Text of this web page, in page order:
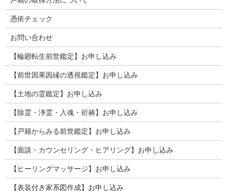
憑依チェック
お問い合わせ
【輪廻転生前世鑑定】お申し込み
【前世因果因縁の透視鑑定】お申し込み
【土地の霊鑑定】お申し込み
【除霊・浄霊・入魂・祈祷】お申し込み
【戸籍からみる前世鑑定】お申し込み
【面談・カウンセリング・ヒアリング】お申し込み
【ヒーリングマッサージ】お申し込み
【表装付き家系図作成】お申し込み